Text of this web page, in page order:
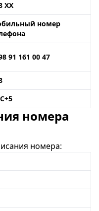
XX
номер
91 161 00 47
номера
номера: